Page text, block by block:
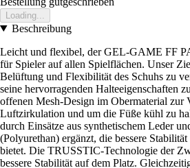
Loading...
Beschreibung
Leicht und flexibel, der GEL-GAME FF
für Spieler auf allen Spielflächen. Unser
Belüftung und Flexibilität des Schuhs zu
seine hervorragenden Halteeigenschaften
offenen Mesh-Design im Obermaterial zur
Luftzirkulation und um die Füße kühl zu
durch Einsätze aus synthetischem Leder
(Polyurethan) ergänzt, die bessere
bietet. Die TRUSSTIC-Technologie der
bessere Stabilität auf dem Platz.